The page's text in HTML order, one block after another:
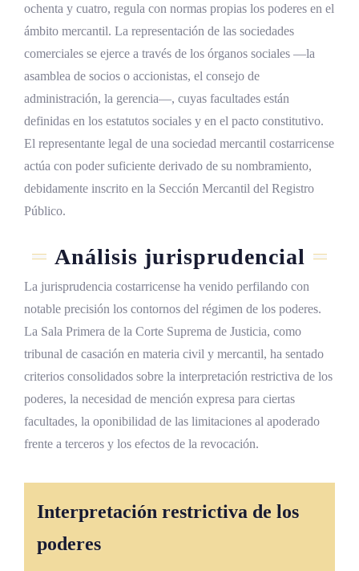
ochenta y cuatro, regula con normas propias los poderes en el
ámbito mercantil. La representación de las sociedades
comerciales se ejerce a través de los órganos sociales —la
asamblea de socios o accionistas, el consejo de
administración, la gerencia—, cuyas facultades están
definidas en los estatutos sociales y en el pacto constitutivo.
El representante legal de una sociedad mercantil costarricense
actúa con poder suficiente derivado de su nombramiento,
debidamente inscrito en la Sección Mercantil del Registro
Público.
Análisis jurisprudencial
La jurisprudencia costarricense ha venido perfilando con
notable precisión los contornos del régimen de los poderes.
La Sala Primera de la Corte Suprema de Justicia, como
tribunal de casación en materia civil y mercantil, ha sentado
criterios consolidados sobre la interpretación restrictiva de los
poderes, la necesidad de mención expresa para ciertas
facultades, la oponibilidad de las limitaciones al apoderado
frente a terceros y los efectos de la revocación.
Interpretación restrictiva de los
poderes